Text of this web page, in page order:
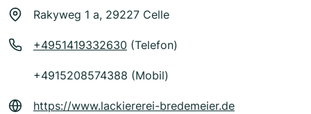
Rakyweg 1 a, 29227 Celle
+4951419332630 (Telefon)
+4915208574388 (Mobil)
https://www.lackiererei-bredemeier.de